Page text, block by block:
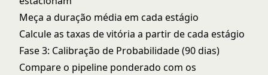
Meça a duração média em cada estágio
Calcule as taxas de vitória a partir de cada estágio
Fase 3: Calibração de Probabilidade (90 dias)
Compare o pipeline ponderado com os